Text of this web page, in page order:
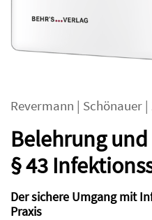
Revermann | Schönauer |
Belehrung
§ 43
Der sichere Umgang mit
Praxis